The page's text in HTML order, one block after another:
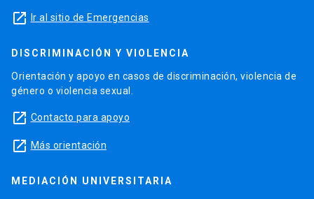
launch Ir al sitio de Emergencias
DISCRIMINACIÓN Y VIOLENCIA
Orientación y apoyo en casos de discriminación, violencia de
género o violencia sexual.
launch Contacto para apoyo
launch Más orientación
MEDIACIÓN UNIVERSITARIA